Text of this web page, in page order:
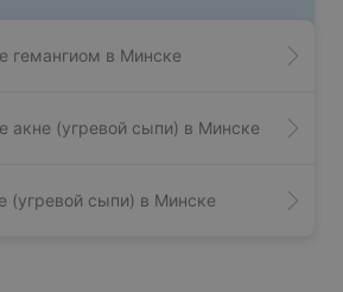
гемангиом в Минске
акне (угревой сыпи) в Минске
(угревой сыпи) в Минске